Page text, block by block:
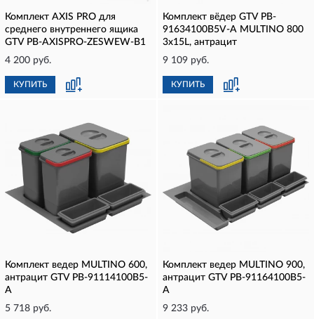
Комплект AXIS PRO для
среднего внутреннего ящика
GTV PB-AXISPRO-ZESWEW-B1
4 200 руб.
КУПИТЬ
Комплект вёдер GTV PB-
91634100B5V-A MULTINO 800
3х15L, антрацит
9 109 руб.
КУПИТЬ
Комплект ведер MULTINO 600,
антрацит GTV PB-91114100B5-
A
5 718 руб.
Комплект ведер MULTINO 900,
антрацит GTV PB-91164100B5-
A
9 233 руб.